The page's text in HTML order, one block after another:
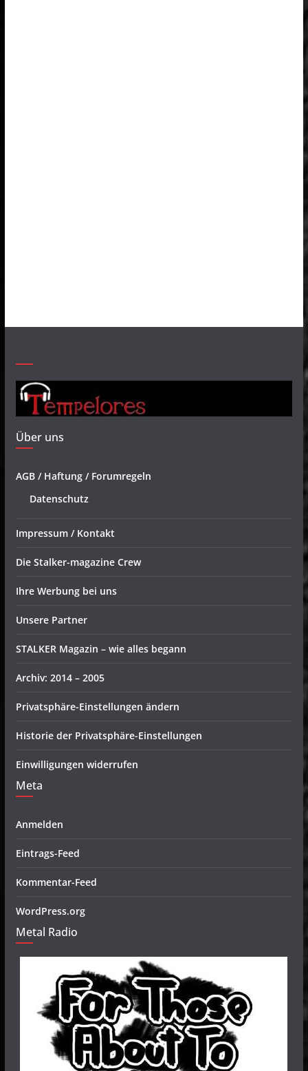
Über uns
AGB / Haftung / Forumregeln
Datenschutz
Impressum / Kontakt
Die Stalker-magazine Crew
Ihre Werbung bei uns
Unsere Partner
STALKER Magazin – wie alles begann
Archiv: 2014 – 2005
Privatsphäre-Einstellungen ändern
Historie der Privatsphäre-Einstellungen
Einwilligungen widerrufen
Meta
Anmelden
Eintrags-Feed
Kommentar-Feed
WordPress.org
Metal Radio